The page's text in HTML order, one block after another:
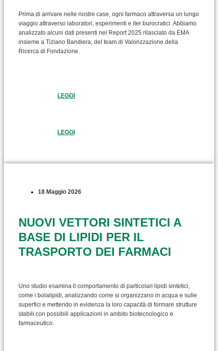
Prima di arrivare nelle nostre case, ogni farmaco attraversa un lungo
viaggio attraverso laboratori, esperimenti e iter burocratici. Abbiamo
analizzato alcuni dati presenti nel Report 2025 rilasciato da EMA
insieme a Tiziano Bandiera, del team di Valorizzazione della
Ricerca di Fondazione.
LEGGI
LEGGI
18 Maggio 2026
NUOVI VETTORI SINTETICI A
BASE DI LIPIDI PER IL
TRASPORTO DEI FARMACI
Uno studio esamina il comportamento di particolari lipidi sintetici,
come i bolalipidi, analizzando come si organizzano in acqua e sulle
superfici e mettendo in evidenza la loro capacità di formare strutture
stabili con possibili applicazioni in ambito biotecnologico e
farmaceutico.